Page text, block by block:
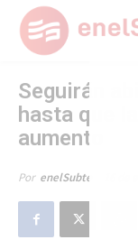
Seguirán
hasta que
aumento
Por enelSubte